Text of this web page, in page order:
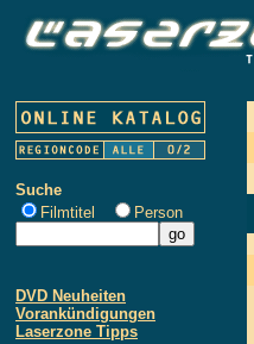
Suche
Filmtitel
Person
DVD Neuheiten
Vorankündigungen
Laserzone Tipps